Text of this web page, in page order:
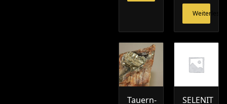
Weiterlesen
Tauern-
SELENIT